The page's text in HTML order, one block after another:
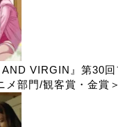
VIRGIN』第30回
メ部門/観客賞・金賞